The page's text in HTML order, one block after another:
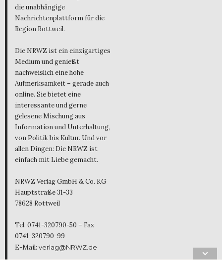
die unabhängige
Nachrichtenplattform für die
Region Rottweil.
Die NRWZ ist ein einzigartiges
Medium und genießt
nachweislich eine hohe
Aufmerksamkeit – gerade auch
online. Sie bietet eine
interessante und gerne
gelesene Mischung aus
Information und Unterhaltung,
von Politik bis Kultur. Und vor
allen Dingen: Die NRWZ ist
einfach mit Liebe gemacht.
NRWZ Verlag GmbH & Co. KG
Hauptstraße 31-33
78628 Rottweil
Tel. 0741-320790-50 – Fax
0741-320790-99
E-Mail: verlag@NRWZ.de